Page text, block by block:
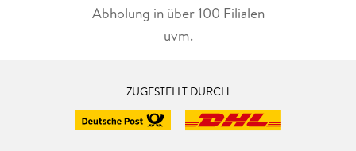
Abholung in über 100 Filialen
uvm.
ZUGESTELLT DURCH